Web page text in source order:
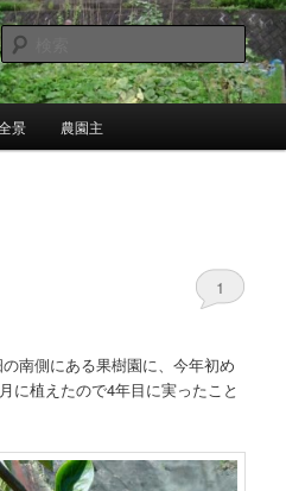
検
索
景 農園主
1
側にある果樹園に、今年初め
に植えたので4年目に実ったこと